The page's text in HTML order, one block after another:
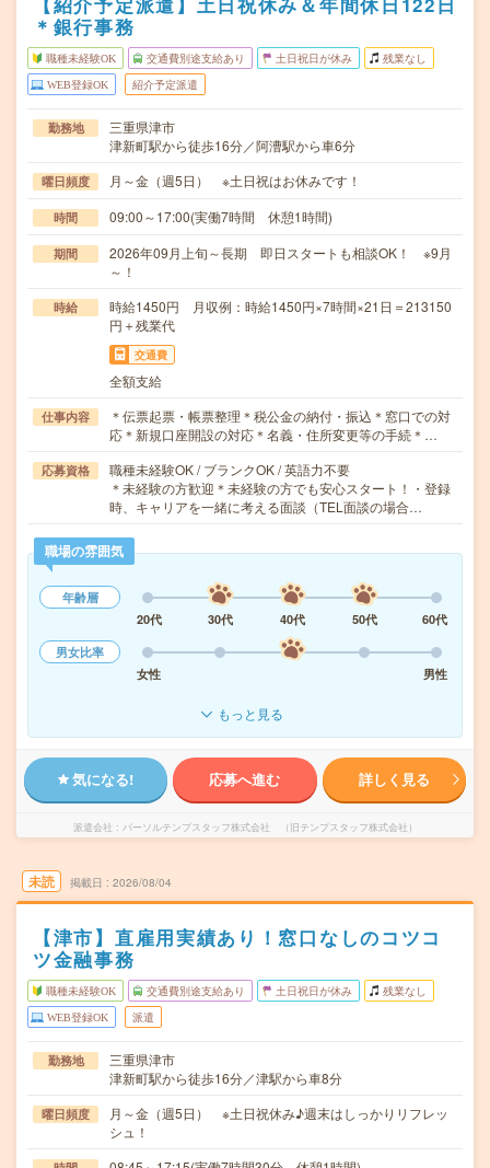
＊銀行事務
職種未経験OK 交通費別途支給あり 土日祝日が休み 残業なし
WEB登録OK 紹介予定派遣
勤務地
三重県津市
津新町駅から徒歩16分／阿漕駅から車6分
曜日頻度 月～金（週5日） ※土日祝はお休みです！
時間 09:00～17:00(実働7時間 休憩1時間)
期間
2026年09月上旬～長期 即日スタートも相談OK！ ※9月
～！
時給
時給1450円 月収例：時給1450円×7時間×21日＝213150
円＋残業代
交通費
全額支給
仕事内容
＊伝票起票・帳票整理＊税公金の納付・振込＊窓口での対
応＊新規口座開設の対応＊名義・住所変更等の手続＊…
応募資格
職種未経験OK / ブランクOK / 英語力不要
＊未経験の方歓迎＊未経験の方でも安心スタート！・登録
時、キャリアを一緒に考える面談（TEL面談の場合…
職場の雰囲気
年齢層
20代
30代 40代 50代
60代
男女比率
女性
男性
もっと見る
気になる! 応募へ進む 詳しく見る
派遣会社 パーソルテンプスタッフ株式会社 （旧テンプスタッフ株式会社）
未読 掲載日 2026/08/04
【津市】直雇用実績あり！窓口なしのコツコ
ツ金融事務
職種未経験OK 交通費別途支給あり 土日祝日が休み 残業なし
WEB登録OK 派遣
勤務地
三重県津市
津新町駅から徒歩16分／津駅から車8分
曜日頻度
月～金（週5日） ※土日祝休み♪週末はしっかりリフレッ
シュ！